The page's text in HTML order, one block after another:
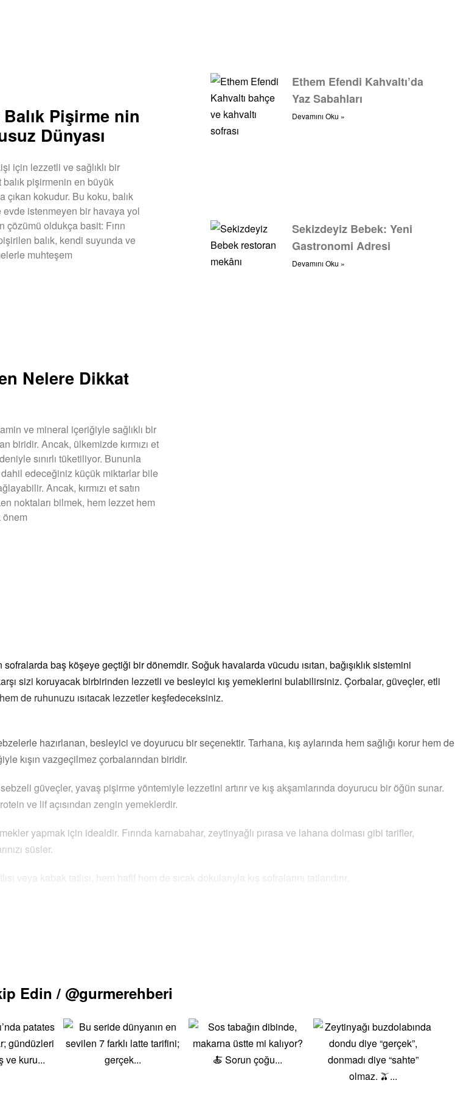
Balık Pişirme nin
Dünyası
için lezzetli ve sağlıklı bir
pişirmenin en büyük
çıkan kokudur. Bu koku, balık
istenmeyen bir havaya yol
oldukça basit: Fırın
balık, kendi suyunda ve
muhteşem
Nelere Dikkat
ve mineral içeriğiyle sağlıklı bir
biridir. Ancak, ülkemizde kırmızı et
sınırlı tüketiliyor. Bununla
edeceğiniz küçük miktarlar bile
Ancak, kırmızı et satın
noktaları bilmek, hem lezzet hem
önem
Ethem Efendi Kahvaltı’da
Yaz Sabahları
Devamını Oku »
Sekizdeyiz Bebek: Yeni
Gastronomi Adresi
Devamını Oku »
baş köşeye geçtiği bir dönemdir. Soğuk havalarda vücudu ısıtan, bağışıklık sistemini
sizi koruyacak birbirinden lezzetli ve besleyici kış yemeklerini bulabilirsiniz. Çorbalar, güveçler, etli
de ruhunuzu ısıtacak lezzetler keşfedeceksiniz.
hazırlanan, besleyici ve doyurucu bir seçenektir. Tarhana, kış aylarında hem sağlığı korur hem de
kışın vazgeçilmez çorbalarından biridir.
güveçler, yavaş pişirme yöntemiyle lezzetini artırır ve kış akşamlarında doyurucu bir öğün sunar.
ve lif açısından zengin yemeklerdir.
yapmak için idealdir. Fırında karnabahar, zeytinyağlı pırasa ve lahana dolması gibi tarifler,
süsler.
veya kabak tatlısı, hem hafif hem de sıcak dokularıyla kış sofralarını tatlandırır.
yer alan tariflerle, hem kendinizi hem de sevdiklerinizi besleyici ve sıcak kış yemekleriyle şımartın.
Edin / @gurmerehberi